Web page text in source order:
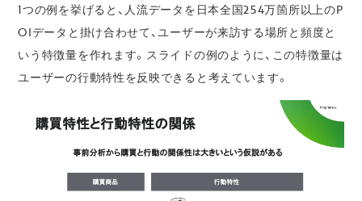
1つの例を挙げると、人流データを日本全国254万箇所以上のP
OIデータと掛け合わせて、ユーザーが来訪する場所と頻度と
いう特徴量を作れます。スライドの例のように、この特徴量は
ユーザーの行動特性を反映できると考えています。